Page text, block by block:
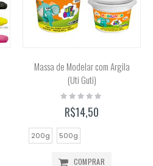
Massa de Modelar com Argila
(Uti Guti)
Rating:
R$14,50
200g 500g
COMPRAR